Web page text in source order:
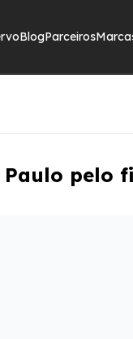
BlogParceiros
Paulo pelo